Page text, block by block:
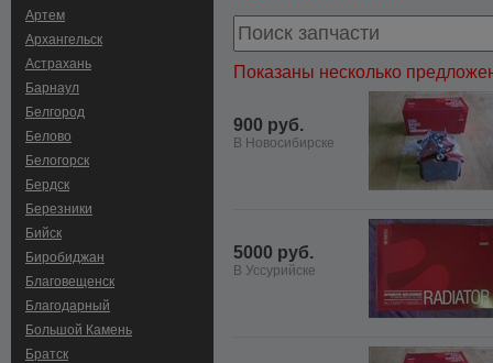
Артем
Архангельск
Астрахань
Барнаул
Белгород
Белово
Белогорск
Бердск
Березники
Бийск
Биробиджан
Благовещенск
Благодарный
Большой Камень
Братск
Показаны несколько
900 руб.
В Новосибирске
5000 руб.
В Уссурийске